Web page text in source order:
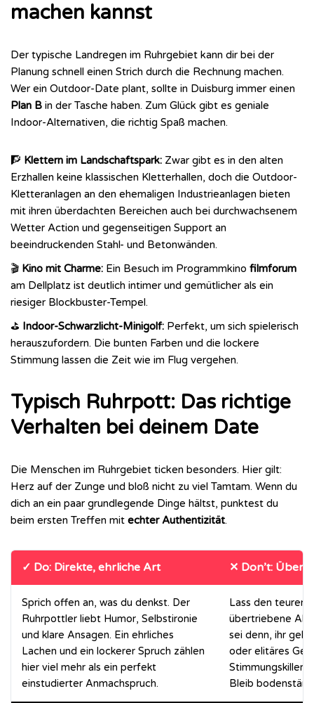
machen kannst
Der typische Landregen im Ruhrgebiet kann dir bei der
Planung schnell einen Strich durch die Rechnung machen.
Wer ein Outdoor-Date plant, sollte in Duisburg immer einen
Plan B in der Tasche haben. Zum Glück gibt es geniale
Indoor-Alternativen, die richtig Spaß machen.
🧗 Klettern im Landschaftspark: Zwar gibt es in den alten
Erzhallen keine klassischen Kletterhallen, doch die Outdoor-
Kletteranlagen an den ehemaligen Industrieanlagen bieten
mit ihren überdachten Bereichen auch bei durchwachsenem
Wetter Action und gegenseitigen Support an
beeindruckenden Stahl- und Betonwänden.
🎬 Kino mit Charme: Ein Besuch im Programmkino filmforum
am Dellplatz ist deutlich intimer und gemütlicher als ein
riesiger Blockbuster-Tempel.
⛳ Indoor-Schwarzlicht-Minigolf: Perfekt, um sich spielerisch
herauszufordern. Die bunten Farben und die lockere
Stimmung lassen die Zeit wie im Flug vergehen.
Typisch Ruhrpott: Das richtige
Verhalten bei deinem Date
Die Menschen im Ruhrgebiet ticken besonders. Hier gilt:
Herz auf der Zunge und bloß nicht zu viel Tamtam. Wenn du
dich an ein paar grundlegende Dinge hältst, punktest du
beim ersten Treffen mit echter Authentizität.
✓ Do: Direkte, ehrliche Art ✕ Don’t:
Sprich offen an, was du denkst. Der
Ruhrpottler liebt Humor, Selbstironie
und klare Ansagen. Ein ehrliches
Lachen und ein lockerer Spruch zählen
hier viel mehr als ein perfekt
einstudierter Anmachspruch.
Lass den teuren
übertriebene
sei denn, ihr
oder elitäres
Stimmungskiller
Bleib